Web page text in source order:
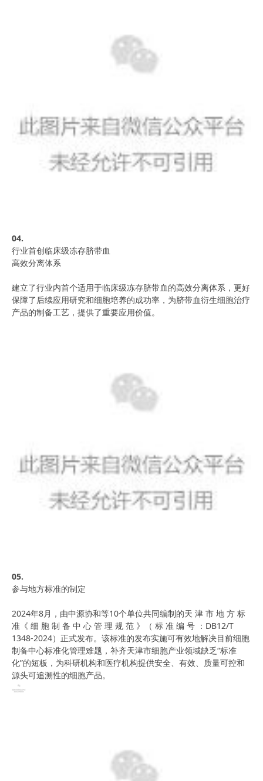
04.
行业首创临床级冻存脐带血
高效分离体系
建立了行业内首个适用于临床级冻存脐带血的高效分离体系，更好
保障了后续应用研究和细胞培养的成功率，为脐带血衍生细胞治疗
产品的制备工艺，提供了重要应用价值。
05.
参与地方标准的制定
2024年8月，由中源协和等10个单位共同编制的天 津 市 地 方 标
准《 细 胞 制 备 中 心 管 理 规 范 》（ 标 准 编 号 ：DB12/T
1348-2024）正式发布。该标准的发布实施可有效地解决目前细胞
制备中心标准化管理难题，补齐天津市细胞产业领域缺乏“标准
化”的短板，为科研机构和医疗机构提供安全、有效、质量可控和
源头可追溯性的细胞产品。